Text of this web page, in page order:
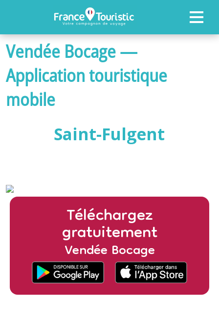
ACCUEIL
FONCTIONNALITÉS
PROFESSIONNELS
Vendée Bocage —
Application touristique
mobile
Saint-Fulgent